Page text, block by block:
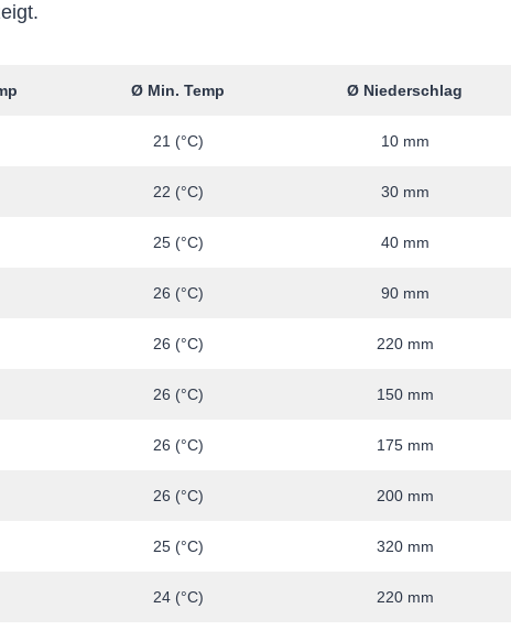
Ø Min. Temp Ø Niederschlag
21 (°C) 10 mm
22 (°C) 30 mm
25 (°C) 40 mm
26 (°C) 90 mm
26 (°C) 220 mm
26 (°C) 150 mm
26 (°C) 175 mm
26 (°C) 200 mm
25 (°C) 320 mm
24 (°C) 220 mm